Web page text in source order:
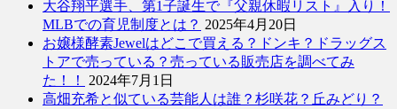
大谷翔平選手、第1子誕生で『父親休暇リスト』入り！
MLBでの育児制度とは？ 2025年4月20日
お嬢様酵素Jewelはどこで買える？ドンキ？ドラッグス
トアで売っている？売っている販売店を調べてみ
た！！
2024年7月1日
高畑充希と似ている芸能人は誰？杉咲花？丘みどり？